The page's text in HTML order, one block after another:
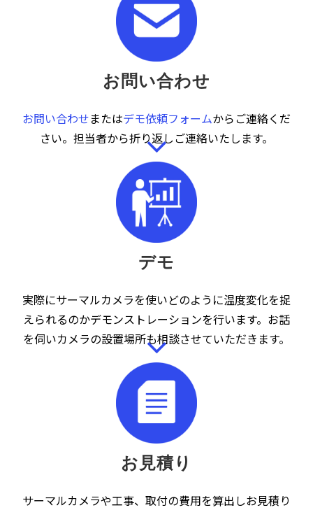
お問い合わせ
お問い合わせまたはデモ依頼フォームからご連絡くだ
さい。担当者から折り返しご連絡いたします。
デモ
実際にサーマルカメラを使いどのように温度変化を捉
えられるのかデモンストレーションを行います。お話
を伺いカメラの設置場所も相談させていただきます。
お見積り
サーマルカメラや工事、取付の費用を算出しお見積り